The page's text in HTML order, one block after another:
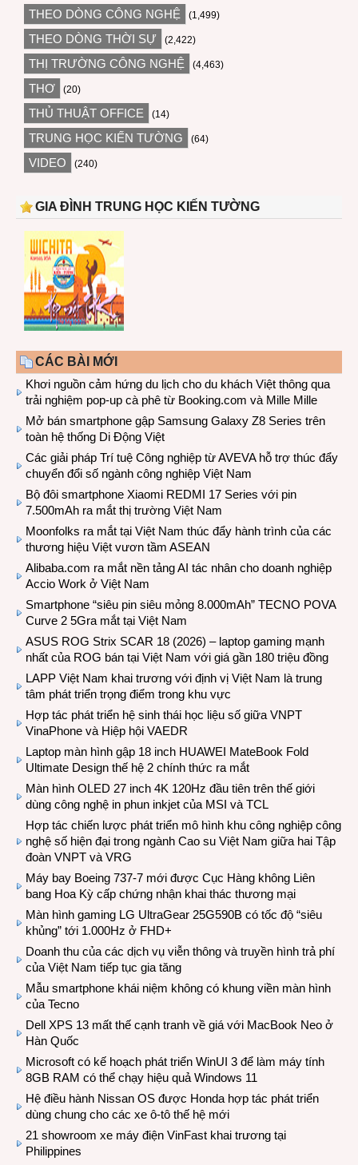
THEO DÒNG CÔNG NGHỆ (1,499)
THEO DÒNG THỜI SỰ (2,422)
THỊ TRƯỜNG CÔNG NGHỆ (4,463)
THƠ (20)
THỦ THUẬT OFFICE (14)
TRUNG HỌC KIẾN TƯỜNG (64)
VIDEO (240)
GIA ĐÌNH TRUNG HỌC KIẾN TƯỜNG
CÁC BÀI MỚI
Khơi nguồn cảm hứng du lịch cho du khách Việt thông qua
trải nghiệm pop-up cà phê từ Booking.com và Mille Mille
Mở bán smartphone gập Samsung Galaxy Z8 Series trên
toàn hệ thống Di Động Việt
Các giải pháp Trí tuệ Công nghiệp từ AVEVA hỗ trợ thúc đẩy
chuyển đổi số ngành công nghiệp Việt Nam
Bộ đôi smartphone Xiaomi REDMI 17 Series với pin
7.500mAh ra mắt thị trường Việt Nam
Moonfolks ra mắt tại Việt Nam thúc đẩy hành trình của các
thương hiệu Việt vươn tầm ASEAN
Alibaba.com ra mắt nền tảng AI tác nhân cho doanh nghiệp
Accio Work ở Việt Nam
Smartphone “siêu pin siêu mỏng 8.000mAh” TECNO POVA
Curve 2 5Gra mắt tại Việt Nam
ASUS ROG Strix SCAR 18 (2026) – laptop gaming mạnh
nhất của ROG bán tại Việt Nam với giá gần 180 triệu đồng
LAPP Việt Nam khai trương với định vị Việt Nam là trung
tâm phát triển trọng điểm trong khu vực
Hợp tác phát triển hệ sinh thái học liệu số giữa VNPT
VinaPhone và Hiệp hội VAEDR
Laptop màn hình gập 18 inch HUAWEI MateBook Fold
Ultimate Design thế hệ 2 chính thức ra mắt
Màn hình OLED 27 inch 4K 120Hz đầu tiên trên thế giới
dùng công nghệ in phun inkjet của MSI và TCL
Hợp tác chiến lược phát triển mô hình khu công nghiệp công
nghệ số hiện đại trong ngành Cao su Việt Nam giữa hai Tập
đoàn VNPT và VRG
Máy bay Boeing 737-7 mới được Cục Hàng không Liên
bang Hoa Kỳ cấp chứng nhận khai thác thương mại
Màn hình gaming LG UltraGear 25G590B có tốc độ “siêu
khủng” tới 1.000Hz ở FHD+
Doanh thu của các dịch vụ viễn thông và truyền hình trả phí
của Việt Nam tiếp tục gia tăng
Mẫu smartphone khái niệm không có khung viền màn hình
của Tecno
Dell XPS 13 mất thế cạnh tranh về giá với MacBook Neo ở
Hàn Quốc
Microsoft có kế hoạch phát triển WinUI 3 để làm máy tính
8GB RAM có thể chạy hiệu quả Windows 11
Hệ điều hành Nissan OS được Honda hợp tác phát triển
dùng chung cho các xe ô-tô thế hệ mới
21 showroom xe máy điện VinFast khai trương tại
Philippines